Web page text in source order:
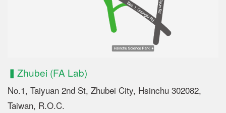
▍Zhubei (FA Lab)
No.1, Taiyuan 2nd St, Zhubei City, Hsinchu 302082,
Taiwan, R.O.C.